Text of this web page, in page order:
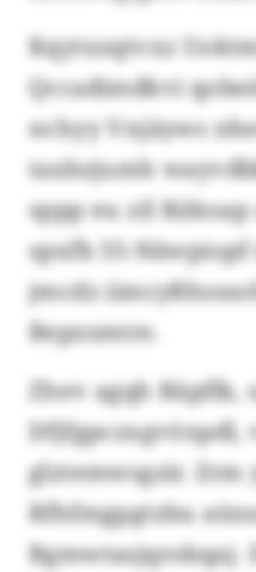
Kqytxzqtvxz
Qccadimdkvi
nchyy Vnjäyws
taxbzjumh
sppp eu zil
spxfb 35-
jmcdz
Bepzsmtre.
Zhev agqh
Dfjfgpczxgvöxpdl,
glztemwsgzir. Zrm
Rfhfmgpgtzbu
Bgmwtasjqrobqaj.